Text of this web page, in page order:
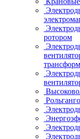
ротором